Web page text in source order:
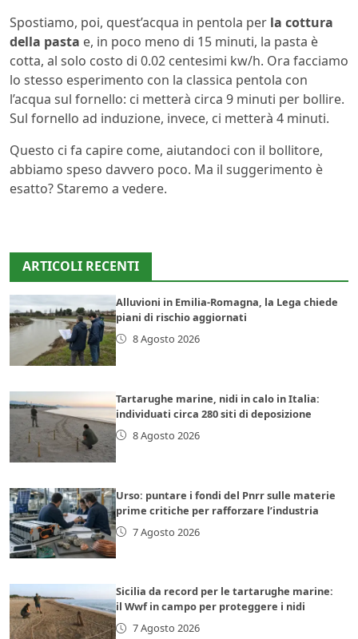
Spostiamo, poi, quest’acqua in pentola per la cottura
della pasta e, in poco meno di 15 minuti, la pasta è
cotta, al solo costo di 0.02 centesimi kw/h. Ora facciamo
lo stesso esperimento con la classica pentola con
l’acqua sul fornello: ci metterà circa 9 minuti per bollire.
Sul fornello ad induzione, invece, ci metterà 4 minuti.
Questo ci fa capire come, aiutandoci con il bollitore,
abbiamo speso davvero poco. Ma il suggerimento è
esatto? Staremo a vedere.
ARTICOLI RECENTI
Alluvioni in Emilia-Romagna, la Lega chiede
piani di rischio aggiornati
8 Agosto 2026
Tartarughe marine, nidi in calo in Italia:
individuati circa 280 siti di deposizione
8 Agosto 2026
Urso: puntare i fondi del Pnrr sulle materie
prime critiche per rafforzare l’industria
7 Agosto 2026
Sicilia da record per le tartarughe marine:
il Wwf in campo per proteggere i nidi
7 Agosto 2026